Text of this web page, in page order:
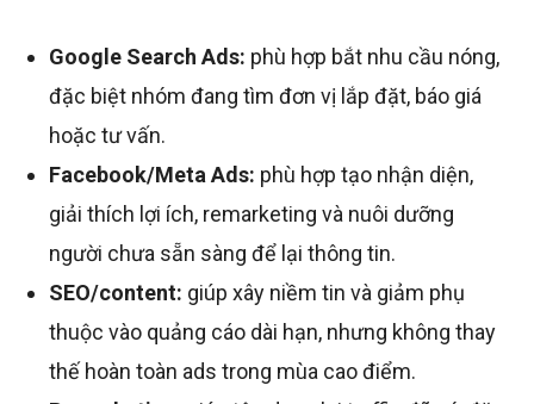
Google Search Ads: phù hợp bắt nhu cầu nóng,
đặc biệt nhóm đang tìm đơn vị lắp đặt, báo giá
hoặc tư vấn.
Facebook/Meta Ads: phù hợp tạo nhận diện,
giải thích lợi ích, remarketing và nuôi dưỡng
người chưa sẵn sàng để lại thông tin.
SEO/content: giúp xây niềm tin và giảm phụ
thuộc vào quảng cáo dài hạn, nhưng không thay
thế hoàn toàn ads trong mùa cao điểm.